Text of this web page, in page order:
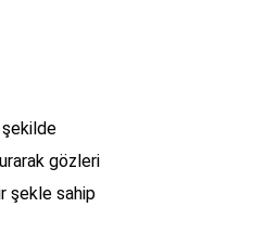
şekilde
gözleri
şekle sahip